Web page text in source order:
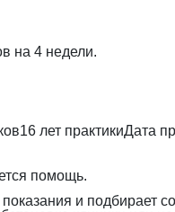
на 4 недели.
16 лет практикиДата
помощь.
и подбирает